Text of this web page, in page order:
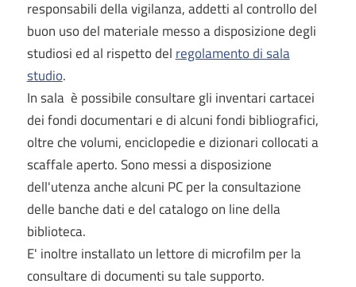
responsabili della vigilanza, addetti al controllo del
buon uso del materiale messo a disposizione degli
studiosi ed al rispetto del regolamento di sala
studio.
In sala è possibile consultare gli inventari cartacei
dei fondi documentari e di alcuni fondi bibliografici,
oltre che volumi, enciclopedie e dizionari collocati a
scaffale aperto. Sono messi a disposizione
dell'utenza anche alcuni PC per la consultazione
delle banche dati e del catalogo on line della
biblioteca.
E' inoltre installato un lettore di microfilm per la
consultare di documenti su tale supporto.